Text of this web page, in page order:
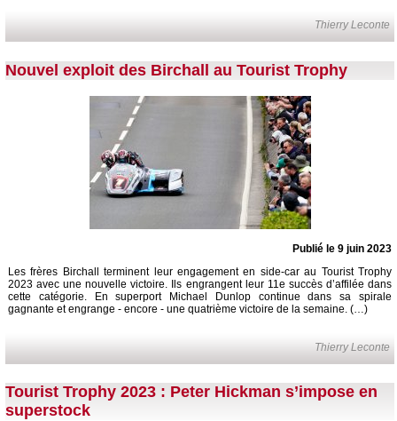
Thierry Leconte
Nouvel exploit des Birchall au Tourist Trophy
Publié le 9 juin 2023
Les frères Birchall terminent leur engagement en side-car au Tourist Trophy
2023 avec une nouvelle victoire. Ils engrangent leur 11e succès d’affilée dans
cette catégorie. En superport Michael Dunlop continue dans sa spirale
gagnante et engrange - encore - une quatrième victoire de la semaine. (…)
Thierry Leconte
Tourist Trophy 2023 : Peter Hickman s’impose en
superstock